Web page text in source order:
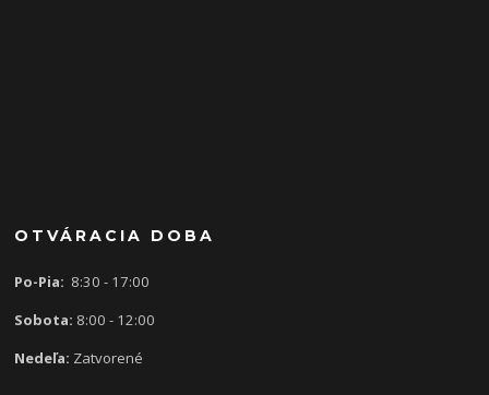
OTVÁRACIA DOBA
Po-Pia: 8:30 - 17:00
Sobota: 8:00 - 12:00
Nedeľa: Zatvorené